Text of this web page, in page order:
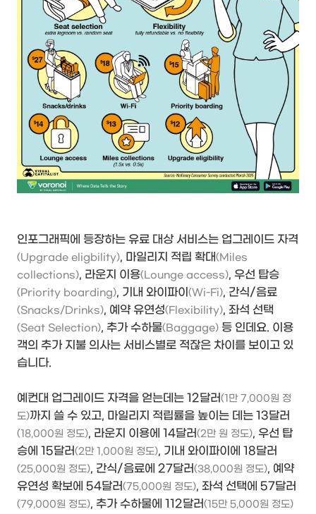
인포그래픽에 등장하는 유료 대상 서비스는 업그레이드 자격
(Upgrade eligbility), 마일리지 적립 확대(Miles
collections), 라운지 이용(Lounge access), 우선 탑승
(Priority boarding), 기내 와이파이 (Wi-Fi), 간식/음료
(Snacks/Drinks), 예약 유연성(Flexibility), 좌석 선택
(Seat Selection), 추가 수하물(Baggage) 등 인데요. 이용
객의 추가 지불 의사는 서비스별로 적잖은 차이를 보이고 있
습니다.
예컨대 업그레이드 자격을 얻는데는 12달러(1만 7,000원 정
도)까지 쓸 수 있고, 마일리지 적립률을 높이는 데는 13달러
(18,000원 정도), 라운지 이용에 14달러(2만 원 정도), 우선 탑
승에 15달러(2만 1,000원 정도), 기내 와이파이에 18달러
(25,000원 정도), 간식/음료에 27달러(38,000원 정도), 예약
유연성 확보에 54달러(75,000원 정도), 좌석 선택에 57달러
(79,000원 정도), 추가 수하물에 112달러(15만 5,000원 정도)